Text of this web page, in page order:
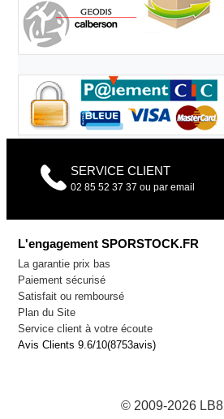
SERVICE CLIENT
02 85 52 37 37 ou par email
L'engagement SPORSTOCK.FR
La garantie prix bas
Paiement sécurisé
Satisfait ou remboursé
Plan du Site
Service client à votre écoute
Avis Clients 9.6/10(8753avis)
© 2009-2026